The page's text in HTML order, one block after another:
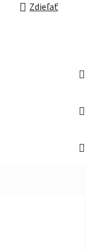
Zdieľať